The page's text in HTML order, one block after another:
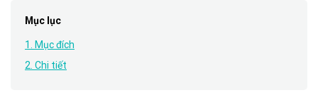
Mục lục
1. Mục đích
2. Chi tiết